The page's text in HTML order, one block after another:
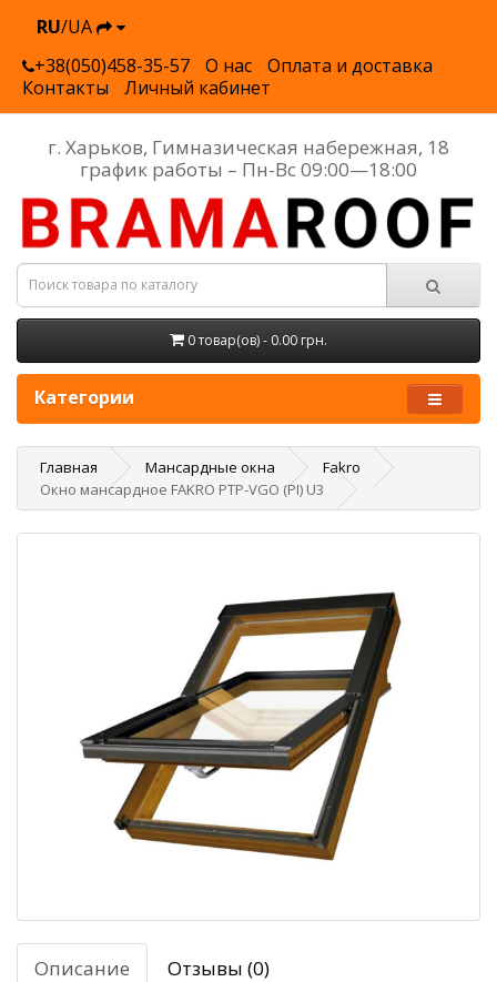
RU/UA
+38(050)458-35-57
О нас
Оплата и доставка
Контакты
Личный кабинет
г. Харьков, Гимназическая набережная, 18
график работы – Пн-Вс 09:00—18:00
0 товар(ов) - 0.00 грн.
Категории
Главная Мансардные окна
Fakro
Окно мансардное FAKRO PTP-VGO (PI) U3
Описание Отзывы (0)